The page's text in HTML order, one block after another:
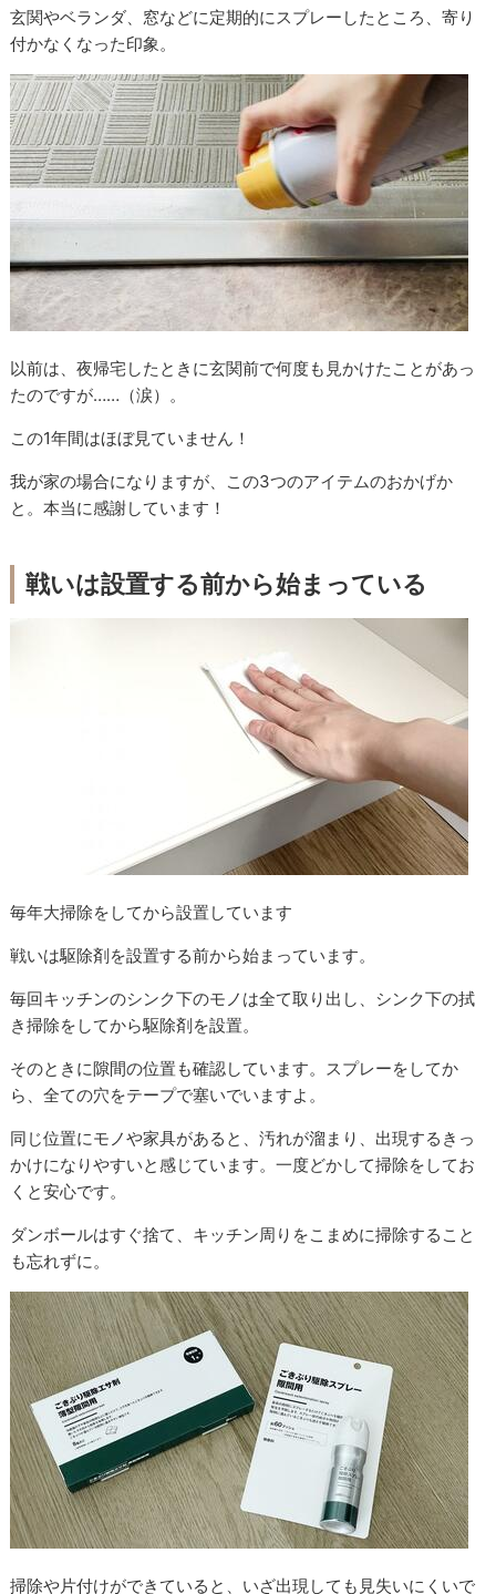
玄関やベランダ、窓などに定期的にスプレーしたところ、寄り
付かなくなった印象。
以前は、夜帰宅したときに玄関前で何度も見かけたことがあっ
たのですが……（涙）。
この1年間はほぼ見ていません！
我が家の場合になりますが、この3つのアイテムのおかげか
と。本当に感謝しています！
戦いは設置する前から始まっている
毎年大掃除をしてから設置しています
戦いは駆除剤を設置する前から始まっています。
毎回キッチンのシンク下のモノは全て取り出し、シンク下の拭
き掃除をしてから駆除剤を設置。
そのときに隙間の位置も確認しています。スプレーをしてか
ら、全ての穴をテープで塞いでいますよ。
同じ位置にモノや家具があると、汚れが溜まり、出現するきっ
かけになりやすいと感じています。一度どかして掃除をしてお
くと安心です。
ダンボールはすぐ捨て、キッチン周りをこまめに掃除すること
も忘れずに。
掃除や片付けができていると、いざ出現しても見失いにくいで